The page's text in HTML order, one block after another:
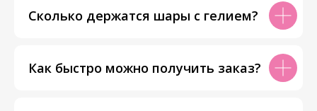
Сколько держатся шары с гелием?
Как быстро можно получить заказ?